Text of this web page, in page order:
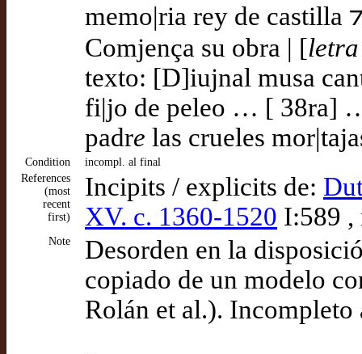
memo|ria rey de castilla
Comjença su obra | [
texto: [D]iujnal musa
fi|jo de peleo … [ 38ra]
padre las crueles
Condition
incompl. al final
References
(most
recent
first)
Incipits / explicits de:
XV. c. 1360-1520 I:589
Note
Desorden en la
copiado de un modelo
Rolán et al.).